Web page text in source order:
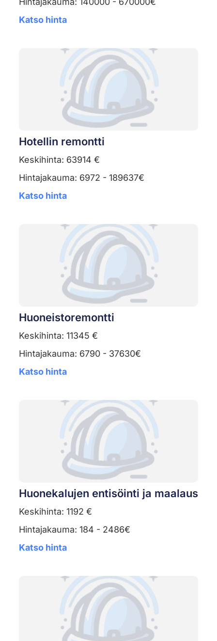
Katso hinta
Hotellin remontti
Keskihinta: 63914 €
Hintajakauma: 6972 - 189637€
Katso hinta
Huoneistoremontti
Keskihinta: 11345 €
Hintajakauma: 6790 - 37630€
Katso hinta
Huonekalujen entisöinti ja maalaus
Keskihinta: 1192 €
Hintajakauma: 184 - 2486€
Katso hinta